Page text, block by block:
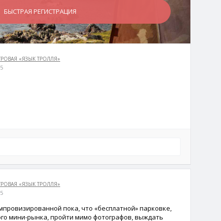
БЫСТРАЯ РЕГИСТРАЦИЯ
«ЯЗЫК ТРОЛЛЯ»
«ЯЗЫК ТРОЛЛЯ»
пока, что «бесплатной» парковке,
мини-рынка, пройти мимо фотографов, выждать